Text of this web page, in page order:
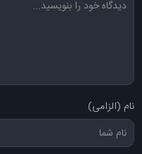
نام (الزامی)